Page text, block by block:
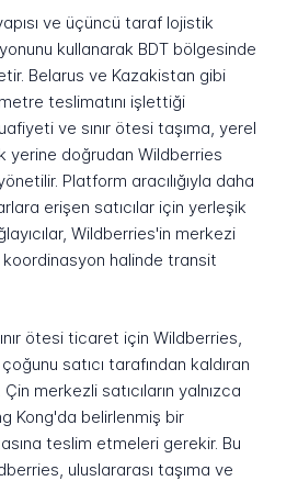
ve üçüncü taraf lojistik
kullanarak BDT bölgesinde
Belarus ve Kazakistan gibi
teslimatını işlettiği
ve sınır ötesi taşıma, yerel
yerine doğrudan Wildberries
Platform aracılığıyla daha
erişen satıcılar için yerleşik
Wildberries'in merkezi
halinde transit
ötesi ticaret için Wildberries,
çoğunu satıcı tarafından kaldıran
merkezli satıcıların yalnızca
Kong'da belirlenmiş bir
teslim etmeleri gerekir. Bu
uluslararası taşıma ve